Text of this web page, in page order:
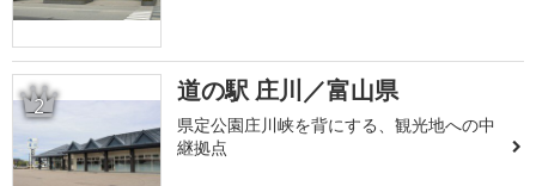
2 道の駅 庄川／富山県
県定公園庄川峡を背にする、観光地への中
継拠点